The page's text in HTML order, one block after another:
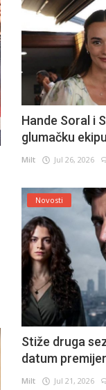
Hande Soral i
glumačku
Milt Jul 26, 2026
Novosti
Stiže druga
datum
Milt Jul 21, 2026